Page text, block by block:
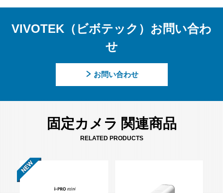
VIVOTEK（ビボテック）お問い合わ
せ
お問い合わせ
固定カメラ 関連商品
RELATED PRODUCTS